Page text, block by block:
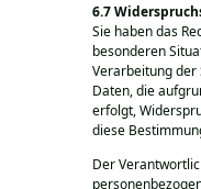
Sie haben das
besonderen
Verarbeitung der
Daten, die
erfolgt,
diese
Der